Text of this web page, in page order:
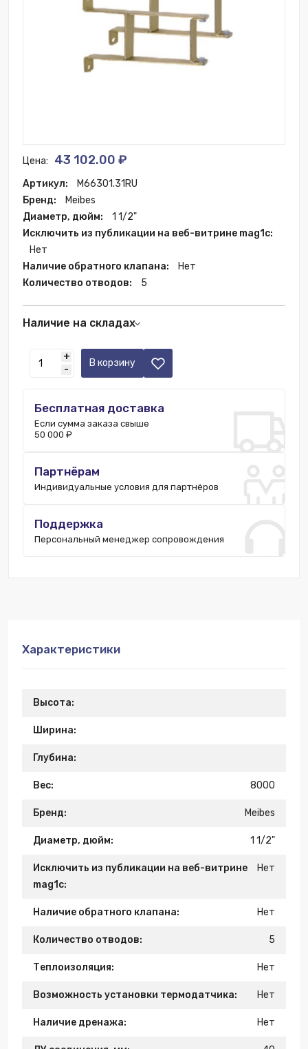
Цена: 43 102.00 ₽
Артикул:
M66301.31RU
Бренд:
Meibes
Диаметр, дюйм:
1 1/2"
Исключить из публикации на веб-витрине mag1c:
Нет
Наличие обратного клапана:
Нет
Количество отводов:
5
Наличие на складах
+
-
В корзину
Бесплатная доставка
Если сумма заказа свыше
50 000 ₽
Партнёрам
Индивидуальные условия для партнёров
Поддержка
Персональный менеджер сопровождения
Характеристики
Высота:
Ширина:
Глубина:
Вес: 8000
Бренд: Meibes
Диаметр, дюйм: 1 1/2"
Исключить из публикации на веб-витрине
mag1c:
Нет
Наличие обратного клапана: Нет
Количество отводов: 5
Теплоизоляция: Нет
Возможность установки термодатчика: Нет
Наличие дренажа: Нет